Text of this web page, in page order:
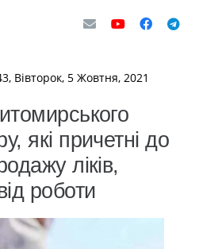
Вівторок, 5 Жовтня, 2021
які причетні до
ліків,
роботи